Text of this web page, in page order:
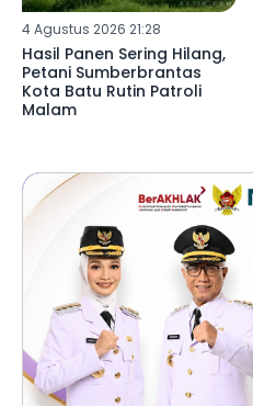
4 Agustus 2026 21:28
Hasil Panen Sering Hilang,
Petani Sumberbrantas
Kota Batu Rutin Patroli
Malam